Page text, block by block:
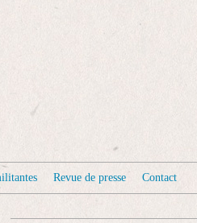
Revue de presse Contact